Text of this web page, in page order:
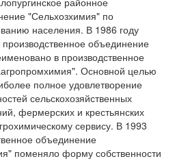
"Сельхозхимия" по
населения. В 1986 году
объединение
в производственное
Основной целью
полное удовлетворение
сельскохозяйственных
фермерских и крестьянских
сервису. В 1993
объединение
поменяло форму собственности